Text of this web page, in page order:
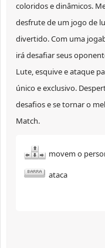
coloridos e dinâmicos.
desfrute de um jogo de
divertido. Com uma
irá desafiar seus
Lute, esquive e ataque
único e exclusivo.
desafios e se tornar o
Match.
movem o
ataca